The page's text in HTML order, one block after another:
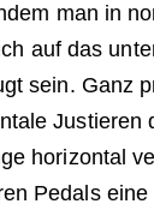
man in
auf das
sein. Ganz
Justieren
horizontal
Pedals